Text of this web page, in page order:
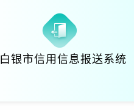
白银市信用信息报送系统